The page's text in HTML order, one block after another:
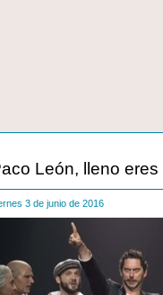
León, lleno eres
3 de junio de 2016